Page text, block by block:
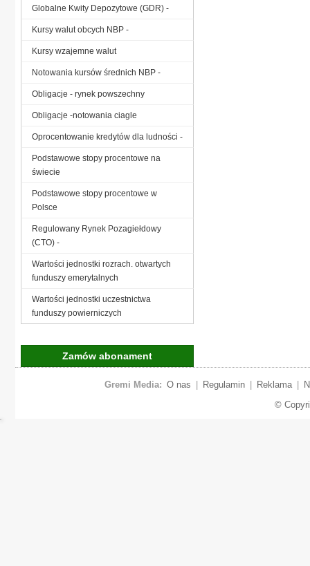
Globalne Kwity Depozytowe (GDR) -
Kursy walut obcych NBP -
Kursy wzajemne walut
Notowania kursów średnich NBP -
Obligacje - rynek powszechny
Obligacje -notowania ciagle
Oprocentowanie kredytów dla ludności -
Podstawowe stopy procentowe na
świecie
Podstawowe stopy procentowe w
Polsce
Regulowany Rynek Pozagiełdowy
(CTO) -
Wartości jednostki rozrach. otwartych
funduszy emerytalnych
Wartości jednostki uczestnictwa
funduszy powierniczych
Zamów abonament
Gremi Media: O nas Regulamin Reklama
©